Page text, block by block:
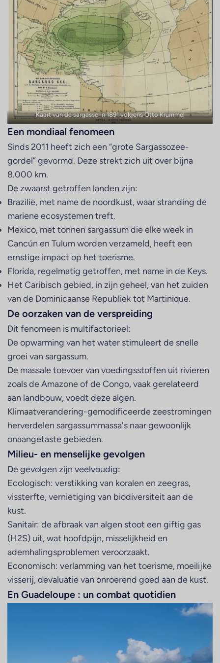
Kaart van de sargasso in 1891 volgens Otto Krummel
Een mondiaal fenomeen
Sinds 2011 heeft zich een “grote Sargassozee-
gordel” gevormd. Deze strekt zich uit over bijna
8.000 km.
De zwaarst getroffen landen zijn:
Brazilië, met name de noordkust, waar stranding de
mariene ecosystemen treft.
Mexico, met tonnen sargassum die elke week in
Cancún en Tulum worden verzameld, heeft een
ernstige impact op het toerisme.
Florida, regelmatig getroffen, met name in de Keys.
Het Caribisch gebied, in zijn geheel, van het zuiden
van de Dominicaanse Republiek tot Martinique.
De oorzaken van de verspreiding
Dit fenomeen is multifactorieel:
De opwarming van het water stimuleert de snelle
groei van sargassum.
De massale toevoer van voedingsstoffen uit rivieren
zoals de Amazone of de Congo, vaak gerelateerd
aan landbouw, voedt deze algen.
Klimaatverandering-gemodificeerde zeestromingen
herverdelen sargassummassa's naar gewoonlijk
onaangetaste gebieden.
Milieu- en menselijke gevolgen
De gevolgen zijn veelvoudig:
Ecologisch: verstikking van koralen en zeegras,
vissterfte, vernietiging van biodiversiteit aan de
kust.
Sanitair: de afbraak van algen stoot een giftig gas
(H2S) uit, wat hoofdpijn, misselijkheid en
ademhalingsproblemen veroorzaakt.
Economisch: verlamming van het toerisme, moeilijke
visserij, devaluatie van onroerend goed aan de kust.
En Guadeloupe : un combat quotidien